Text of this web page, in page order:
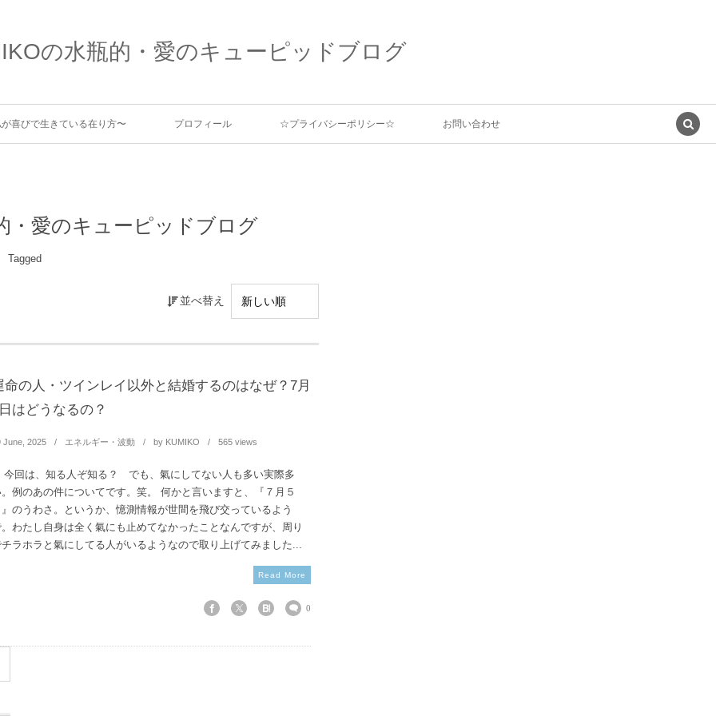
の水瓶的・愛のキューピッドブログ
喜びで生きている在り方〜 プロフィール ☆プライバシーポリシー☆ お問い合わせ
・愛のキューピッドブログ
Tagged
並べ替え
命の人・ツインレイ以外と結婚するのはなぜ？7月
はどうなるの？
June 2025 エネルギー・波動 by KUMIKO 565 views
回は、知る人ぞ知る？ でも、氣にしてない人も多い実際多
例のあの件についてです。笑。 何かと言いますと、『７月５
のうわさ。というか、憶測情報が世間を飛び交っているよう
わたし自身は全く氣にも止めてなかったことなんですが、周り
ラホラと氣にしてる人がいるようなので取り上げてみました...
Read More
0